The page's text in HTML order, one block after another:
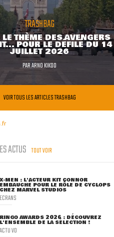
TRASHBAG
THÈME DES AVENGERS
POUR LE DÉFILÉ DU 14
JUILLET 2026
PARARNO KIKOO
VOIR TOUS LES ARTICLES TRASHBAG
ACTUS TOUT VOIR
X-MEN : L'ACTEUR KIT CONNOR
EMBAUCHÉ POUR LE RÔLE DE CYCLOPS
CHEZ MARVEL STUDIOS
ECRANS
RINGO AWARDS 2026 : DÉCOUVREZ
L'ENSEMBLE DE LA SÉLECTION !
ACTU VO